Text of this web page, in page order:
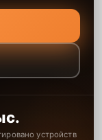
устройств